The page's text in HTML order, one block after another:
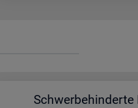
Schwer­be­hin­der­te